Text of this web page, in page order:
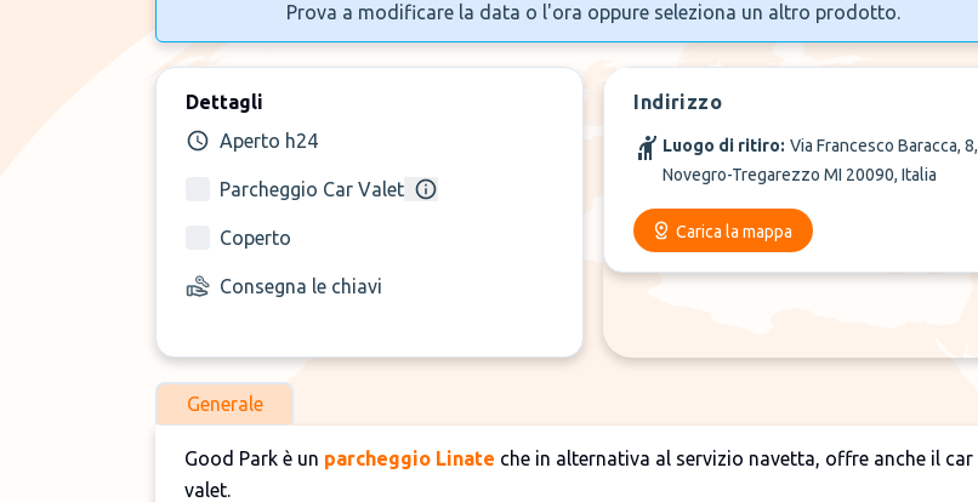
Prova a modificare la data o l'ora oppure seleziona un altro prodotto.
Dettagli
Aperto h24
Parcheggio Car Valet
Coperto
Consegna le chiavi
Indirizzo
Luogo di ritiro: Via Francesco Baracca, 8,
Novegro-Tregarezzo MI 20090, Italia
Carica la mappa
Generale
Good Park è un parcheggio Linate che in alternativa al servizio navetta, offre anche il car
valet.